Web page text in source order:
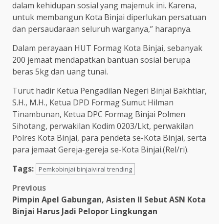
dalam kehidupan sosial yang majemuk ini. Karena,
untuk membangun Kota Binjai diperlukan persatuan
dan persaudaraan seluruh warganya,” harapnya.
Dalam perayaan HUT Formag Kota Binjai, sebanyak
200 jemaat mendapatkan bantuan sosial berupa
beras 5kg dan uang tunai.
Turut hadir Ketua Pengadilan Negeri Binjai Bakhtiar,
S.H., M.H., Ketua DPD Formag Sumut Hilman
Tinambunan, Ketua DPC Formag Binjai Polmen
Sihotang, perwakilan Kodim 0203/Lkt, perwakilan
Polres Kota Binjai, para pendeta se-Kota Binjai, serta
para jemaat Gereja-gereja se-Kota Binjai.(Rel/ri).
Tags:
Pemkobinjai binjaiviral trending
Post
navigation
Previous
Pimpin Apel Gabungan, Asisten II Sebut ASN Kota
Binjai Harus Jadi Pelopor Lingkungan